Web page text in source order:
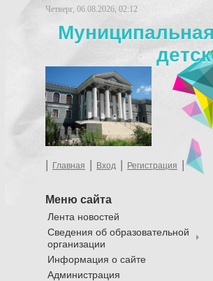
Четверг, 06.08.2026, 02:12
| Главная | Вход | Регистрация |
Меню сайта
Лента новостей
Сведения об образовательной
организации
Информация о сайте
Администрация